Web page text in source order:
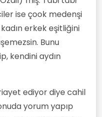
ise çook medenşi
erkek eşitliğini
Bunu
kendini aydın
ediyor diye cahil
yorum yapıp